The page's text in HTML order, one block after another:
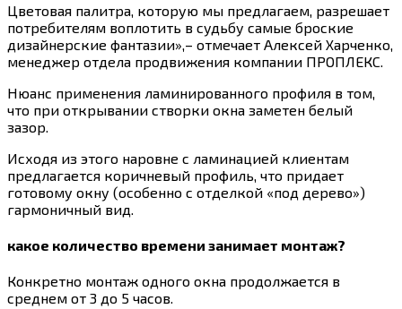
Цветовая палитра, которую мы предлагаем, разрешает
потребителям воплотить в судьбу самые броские
дизайнерские фантазии»,– отмечает Алексей Харченко,
менеджер отдела продвижения компании ПРОПЛЕКС.
Нюанс применения ламинированного профиля в том,
что при открывании створки окна заметен белый
зазор.
Исходя из этого наровне с ламинацией клиентам
предлагается коричневый профиль, что придает
готовому окну (особенно с отделкой «под дерево»)
гармоничный вид.
какое количество времени занимает монтаж?
Конкретно монтаж одного окна продолжается в
среднем от 3 до 5 часов.